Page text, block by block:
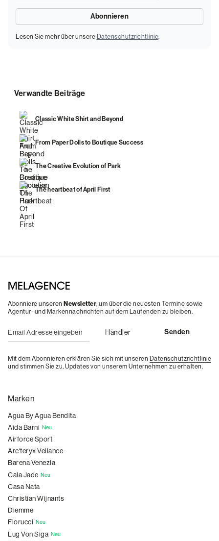
Lesen Sie mehr über unsere Datenschutzrichtlinie.
Verwandte Beiträge
Classic White Shirt and Beyond
From Paper Dolls to Boutique Success
The Creative Evolution of Park
The heartbeat of April First
Abonniere unseren Newsletter, um über die neuesten Termine sowie
Agentur- und Markennachrichten auf dem Laufenden zu bleiben.
Mit dem Abonnieren erklären Sie sich mit unseren Datenschutzrichtlinie
und stimmen Sie zu, Updates von unserem Unternehmen zu erhalten.
Marken
Agua By Agua Bendita
Aida Barni Neu
Airforce Sport
Arc'teryx Veilance
Barena Venezia
Cala Jade Neu
Casa Nata
Christian Wijnants
Diemme
Fiorucci Neu
Lug Von Siga Neu